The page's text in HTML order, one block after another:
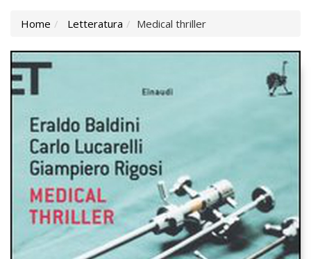
Home Letteratura Medical thriller